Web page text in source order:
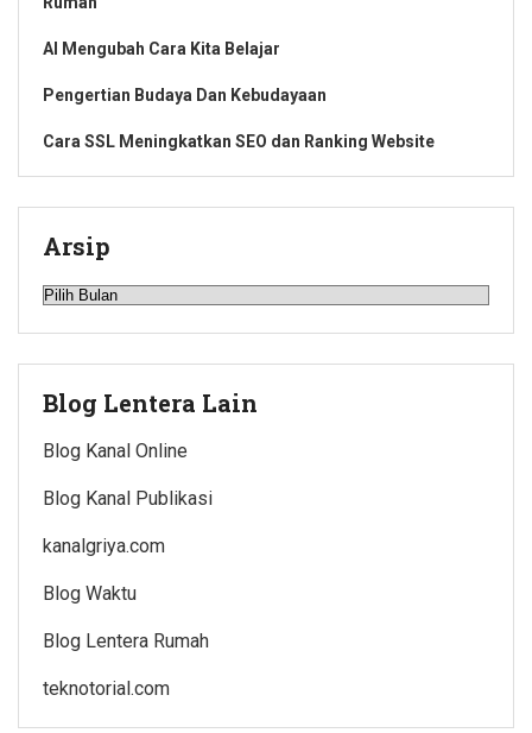
AI Mengubah Cara Kita Belajar
Pengertian Budaya Dan Kebudayaan
Cara SSL Meningkatkan SEO dan Ranking Website
Arsip
Arsip
Blog Lentera Lain
Blog Kanal Online
Blog Kanal Publikasi
kanalgriya.com
Blog Waktu
Blog Lentera Rumah
teknotorial.com